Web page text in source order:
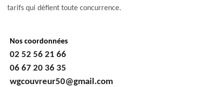
tarifs qui défient toute concurrence.
Nos coordonnées
02 52 56 21 66
06 67 20 36 35
wgcouvreur50@gmail.com